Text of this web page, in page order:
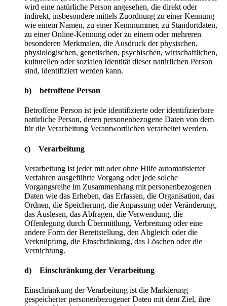
wird eine natürliche Person angesehen, die direkt oder
indirekt, insbesondere mittels Zuordnung zu einer Kennung
wie einem Namen, zu einer Kennnummer, zu Standortdaten,
zu einer Online-Kennung oder zu einem oder mehreren
besonderen Merkmalen, die Ausdruck der physischen,
physiologischen, genetischen, psychischen, wirtschaftlichen,
kulturellen oder sozialen Identität dieser natürlichen Person
sind, identifiziert werden kann.
b) betroffene Person
Betroffene Person ist jede identifizierte oder identifizierbare
natürliche Person, deren personenbezogene Daten von dem
für die Verarbeitung Verantwortlichen verarbeitet werden.
c) Verarbeitung
Verarbeitung ist jeder mit oder ohne Hilfe automatisierter
Verfahren ausgeführte Vorgang oder jede solche
Vorgangsreihe im Zusammenhang mit personenbezogenen
Daten wie das Erheben, das Erfassen, die Organisation, das
Ordnen, die Speicherung, die Anpassung oder Veränderung,
das Auslesen, das Abfragen, die Verwendung, die
Offenlegung durch Übermittlung, Verbreitung oder eine
andere Form der Bereitstellung, den Abgleich oder die
Verknüpfung, die Einschränkung, das Löschen oder die
Vernichtung.
d) Einschränkung der Verarbeitung
Einschränkung der Verarbeitung ist die Markierung
gespeicherter personenbezogener Daten mit dem Ziel, ihre